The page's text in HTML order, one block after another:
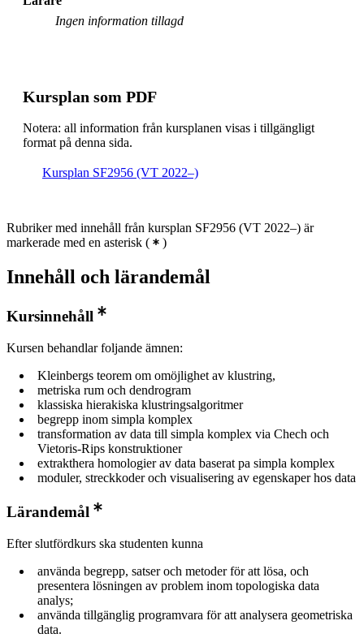
Villkorligt valfri
Ingen information tillagd
Kursplan som PDF
Notera: all information från kursplanen visas i tillgängligt
format på denna sida.
Kursplan SF2956 (VT 2022–)
Rubriker med innehåll från kursplan SF2956 (VT 2022–) är
markerade med en asterisk ( )
Innehåll och lärandemål
Kursinnehåll
Kursen behandlar foljande ämnen:
Kleinbergs teorem om omöjlighet av klustring,
metriska rum och dendrogram
klassiska hierakiska klustringsalgoritmer
begrepp inom simpla komplex
transformation av data till simpla komplex via Chech och
Vietoris-Rips konstruktioner
extrakthera homologier av data baserat pa simpla komplex
moduler, streckkoder och visualisering av egenskaper hos data
Lärandemål
Efter slutfördkurs ska studenten kunna
använda begrepp, satser och metoder för att lösa, och
presentera lösningen av problem inom topologiska data
analys;
använda tillgänglig programvara för att analysera geometriska
data.